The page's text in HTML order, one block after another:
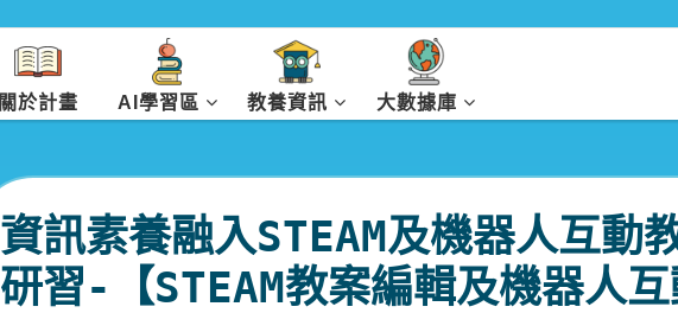
關於計畫 AI學習區 教養資訊 大數據庫
資訊素養融入STEAM及機器人互動
研習-【STEAM教案編輯及機器人